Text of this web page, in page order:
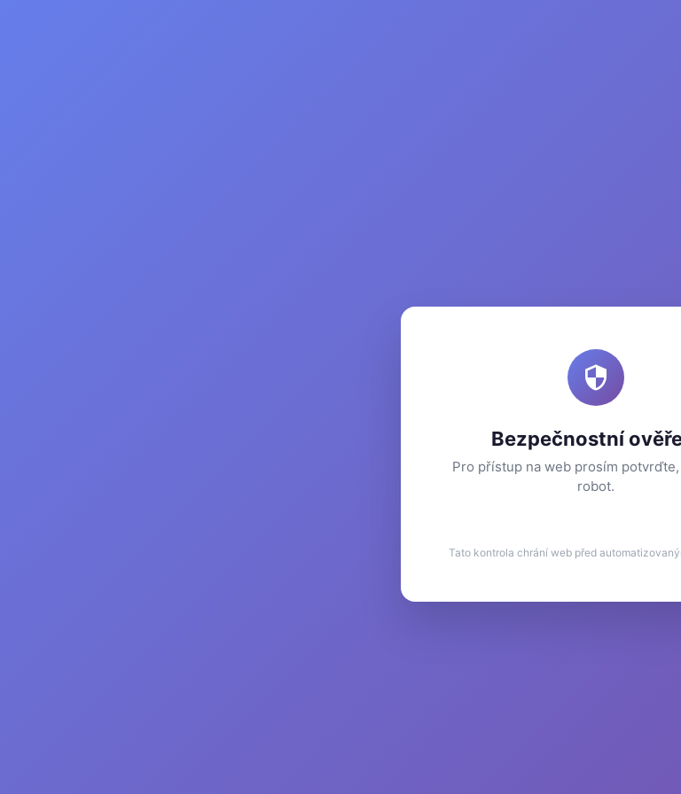
Bezpečnostní
Pro přístup na web prosím
robot.
Tato kontrola chrání web před